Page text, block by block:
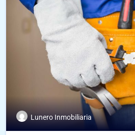
Lunero Inmobiliaria